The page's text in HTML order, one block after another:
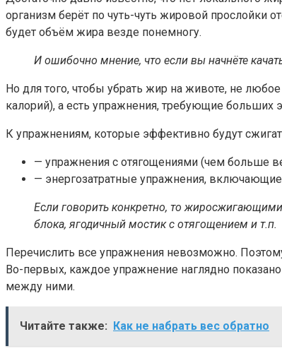
организм берёт по чуть-чуть жировой прослойки
будет объём жира везде понемногу.
И ошибочно мнение, что если вы начнёте
Но для того, чтобы убрать жир на животе, не
калорий), а есть упражнения, требующие больших
К упражнениям, которые эффективно будут
— упражнения с отягощениями (чем больше
— энергозатратные упражнения,
Если говорить конкретно, то
блока, ягодичный мостик с отягощением и т.п.
Перечислить все упражнения невозможно.
Во-первых, каждое упражнение наглядно
между ними.
Читайте также: Как не набрать вес обратно